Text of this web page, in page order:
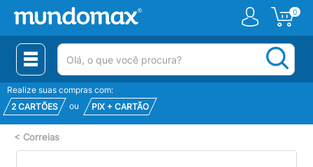
0
(pesquisar)
Realize suas compras com:
2 CARTÕES
ou PIX + CARTÃO
< Correias